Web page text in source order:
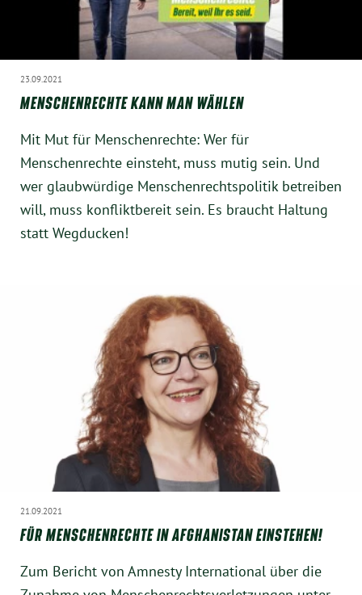
23.09.2021
MENSCHENRECHTE KANN MAN WÄHLEN
Mit Mut für Menschenrechte: Wer für
Menschenrechte einsteht, muss mutig sein. Und
wer glaubwürdige Menschenrechtspolitik betreiben
will, muss konfliktbereit sein. Es braucht Haltung
statt Wegducken!
21.09.2021
FÜR MENSCHENRECHTE IN AFGHANISTAN EINSTEHEN!
Zum Bericht von Amnesty International über die